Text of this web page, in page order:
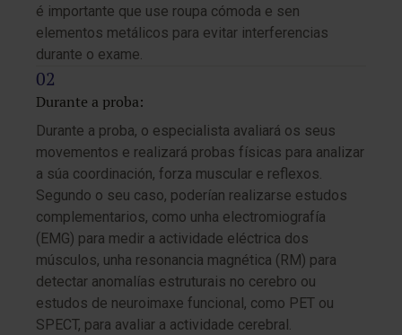
é importante que use roupa cómoda e sen
elementos metálicos para evitar interferencias
durante o exame.
Durante a proba:
Durante a proba, o especialista avaliará os seus
movementos e realizará probas físicas para analizar
a súa coordinación, forza muscular e reflexos.
Segundo o seu caso, poderían realizarse estudos
complementarios, como unha electromiografía
(EMG) para medir a actividade eléctrica dos
músculos, unha resonancia magnética (RM) para
detectar anomalías estruturais no cerebro ou
estudos de neuroimaxe funcional, como PET ou
SPECT, para avaliar a actividade cerebral.